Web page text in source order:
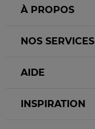
À PROPOS
NOS SERVICES
AIDE
INSPIRATION